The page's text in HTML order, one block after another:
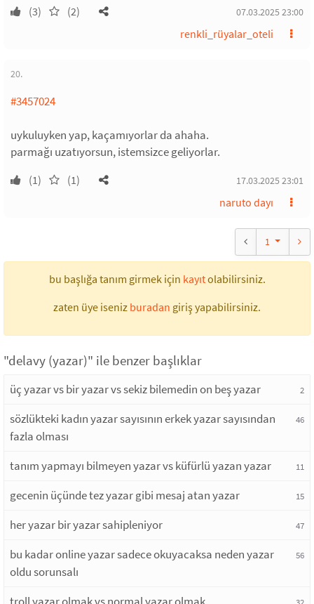
(3) (2) 07.03.2025 23:00
renkli_rüyalar_oteli
20.
#3457024
uykuluyken yap, kaçamıyorlar da ahaha.
parmağı uzatıyorsun, istemsizce geliyorlar.
(1) (1) 17.03.2025 23:01
naruto dayı
1
bu başlığa tanım girmek için kayıtolabilirsiniz.
zaten üye iseniz buradan giriş yapabilirsiniz.
"delavy (yazar)" ile benzer başlıklar
üç yazar vs bir yazar vs sekiz bilemedin on beş yazar 2
sözlükteki kadın yazar sayısının erkek yazar sayısından
fazla olması
46
tanım yapmayı bilmeyen yazar vs küfürlü yazan yazar 11
gecenin üçünde tez yazar gibi mesaj atan yazar 15
her yazar bir yazar sahipleniyor 47
bu kadar online yazar sadece okuyacaksa neden yazar
oldu sorunsalı
56